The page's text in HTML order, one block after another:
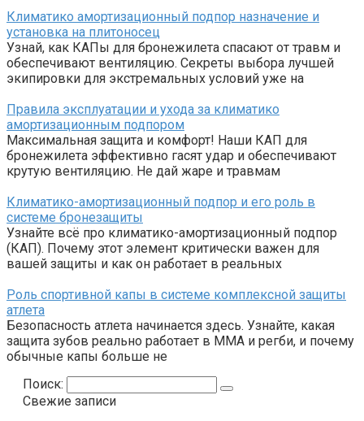
Климатико амортизационный подпор назначение и
установка на плитоносец
Узнай, как КАПы для бронежилета спасают от травм и
обеспечивают вентиляцию. Секреты выбора лучшей
экипировки для экстремальных условий уже на
Правила эксплуатации и ухода за климатико
амортизационным подпором
Максимальная защита и комфорт! Наши КАП для
бронежилета эффективно гасят удар и обеспечивают
крутую вентиляцию. Не дай жаре и травмам
Климатико-амортизационный подпор и его роль в
системе бронезащиты
Узнайте всё про климатико-амортизационный подпор
(КАП). Почему этот элемент критически важен для
вашей защиты и как он работает в реальных
Роль спортивной капы в системе комплексной защиты
атлета
Безопасность атлета начинается здесь. Узнайте, какая
защита зубов реально работает в ММА и регби, и почему
обычные капы больше не
Поиск:
Свежие записи